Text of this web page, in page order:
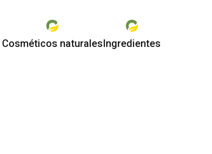
Cosméticos naturalesIngredientes